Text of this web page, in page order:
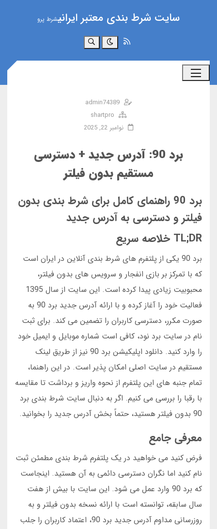
سایت شرط بندی معتبر ایرانیشرط پرو
جستجو
admin74389
shartpro
نوامبر 22, 2025
برد 90: آدرس جدید + دسترسی
مستقیم بدون فیلتر
برد 90 راهنمای کامل برای شرط بندی بدون
فیلتر و دسترسی به آدرس جدید
TL;DR خلاصه سریع
برد 90 یکی از پلتفرم های شرط بندی آنلاین در ایران است
که با تمرکز بر بازی انفجار و سرویس های بدون فیلتر،
محبوبیت زیادی پیدا کرده است. این سایت از سال 1395
فعالیت خود را آغاز کرده و با ارائه آدرس جدید برد 90 به
صورت مکرر، دسترسی کاربران را تضمین می کند. برای ثبت
نام در سایت برد نود، کافی است شماره موبایل و ایمیل خود
را وارد کنید. دانلود اپلیکیشن برد 90 نیز از طریق لینک
مستقیم در سایت اصلی امکان پذیر است. در این راهنما،
تمام جنبه های این پلتفرم از نحوه واریز و برداشت تا مقایسه
با رقبا را بررسی می کنیم. اگر به دنبال سایت شرط بندی برد
90 بدون فیلتر هستید، حتماً بخش آدرس جدید را بخوانید.
معرفی جامع
فرض کنید می خواهید در یک پلتفرم شرط بندی مطمئن ثبت
نام کنید اما نگران دسترسی دائمی به آن هستید. اینجاست
که برد 90 وارد عمل می شود. این سایت با بیش از هفت
سال سابقه، توانسته است با ارائه نسخه بدون فیلتر و به
روزرسانی مداوم آدرس جدید برد 90، اعتماد کاربران را جلب